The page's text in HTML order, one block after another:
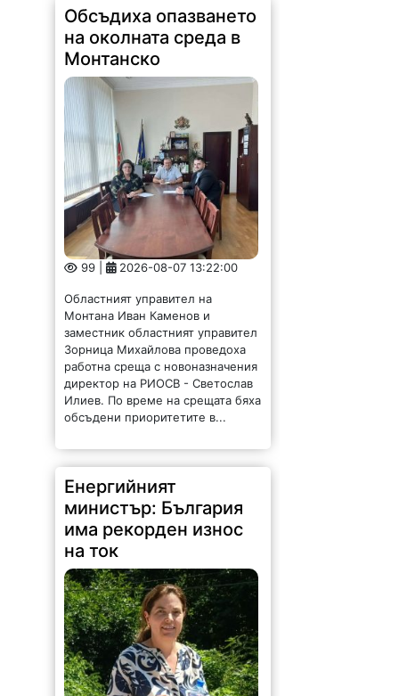
Обсъдиха опазването
на околната среда в
Монтанско
99 | 2026-08-07 13:22:00
Областният управител на
Монтана Иван Каменов и
заместник областният управител
Зорница Михайлова проведоха
работна среща с новоназначения
директор на РИОСВ - Светослав
Илиев. По време на срещата бяха
обсъдени приоритетите в...
Енергийният
министър: България
има рекорден износ
на ток